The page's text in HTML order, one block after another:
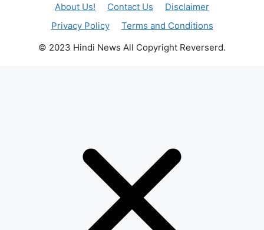
About Us! Contact Us
Disclaimer
Privacy Policy
Terms and Conditions
© 2023 Hindi News All Copyright Reverserd.